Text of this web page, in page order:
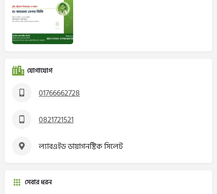
যোগাযোগ
01766662728
0821721521
ল্যাবএইড ডায়াগনষ্টিক সিলেট
সেবার ধরন